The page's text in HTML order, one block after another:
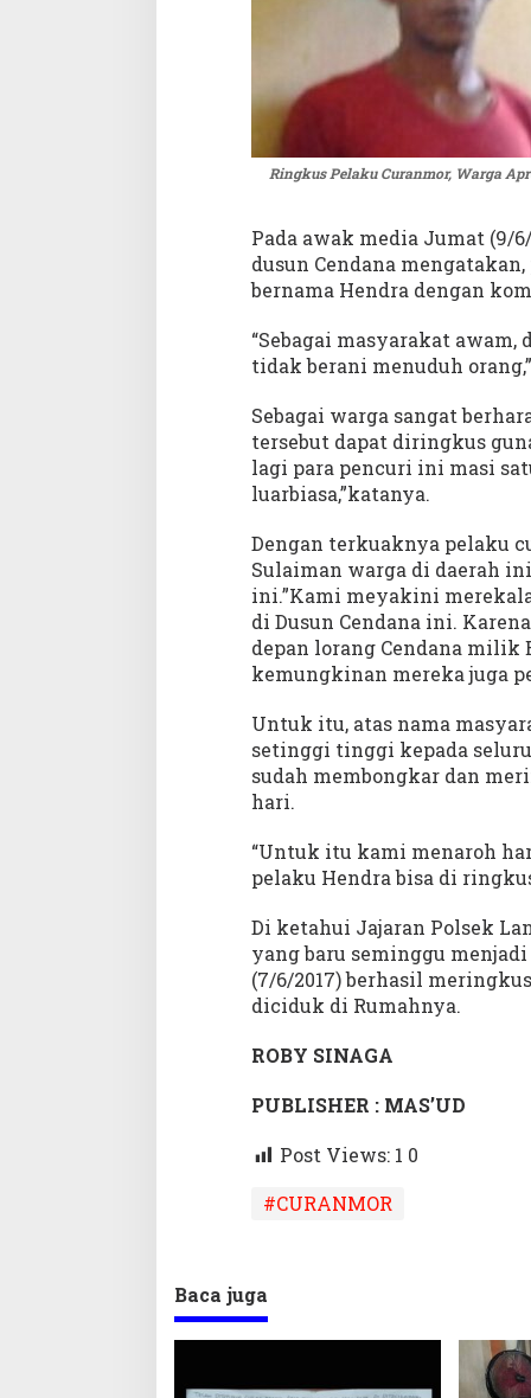
a
Ringkus Pelaku Curanmor, Warga
Pada awak media Jumat (9/
dusun Cendana
bernama Hendra dengan
“Sebagai masyarakat
tidak berani menuduh
Sebagai warga sangat
tersebut dapat diringkus
lagi para pencuri ini masi
luarbiasa,”katanya.
Dengan terkuaknya pelaku
Sulaiman warga di daerah
ini.”Kami meyakini
di Dusun Cendana ini.
depan lorang Cendana
kemungkinan mereka juga
Untuk itu, atas nama
setinggi tinggi kepada
sudah membongkar dan
hari.
“Untuk itu kami menaroh
pelaku Hendra bisa di
Di ketahui Jajaran Polsek
yang baru seminggu
(7/6/2017) berhasil
diciduk di Rumahnya.
ROBY SINAGA
PUBLISHER : MAS’UD
Post Views: 1 0
#CURANMOR
Baca juga